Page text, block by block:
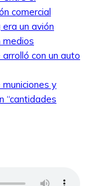
comercial
un avión
medios
con un auto
y
“cantidades